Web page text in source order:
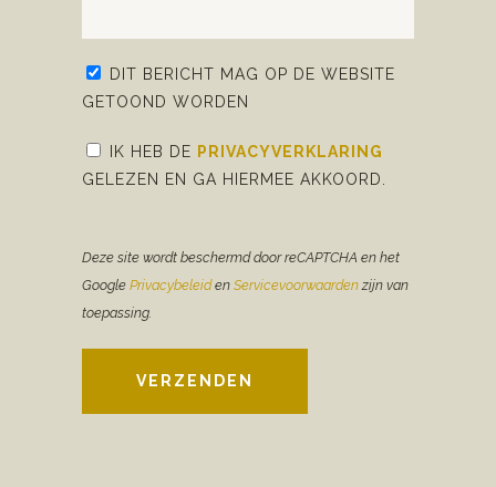
DIT BERICHT MAG OP DE WEBSITE
GETOOND WORDEN
IK HEB DE PRIVACYVERKLARING
GELEZEN EN GA HIERMEE AKKOORD.
Deze site wordt beschermd door reCAPTCHA en het
Google Privacybeleiden Servicevoorwaardenzijn van
toepassing.
VERZENDEN